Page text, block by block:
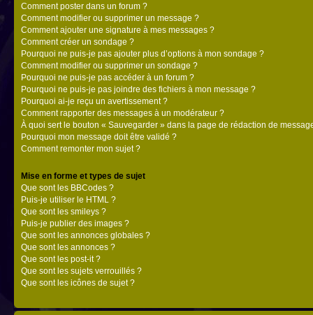
Comment poster dans un forum ?
Comment modifier ou supprimer un message ?
Comment ajouter une signature à mes messages ?
Comment créer un sondage ?
Pourquoi ne puis-je pas ajouter plus d’options à mon sondage ?
Comment modifier ou supprimer un sondage ?
Pourquoi ne puis-je pas accéder à un forum ?
Pourquoi ne puis-je pas joindre des fichiers à mon message ?
Pourquoi ai-je reçu un avertissement ?
Comment rapporter des messages à un modérateur ?
À quoi sert le bouton « Sauvegarder » dans la page de rédaction de
Pourquoi mon message doit être validé ?
Comment remonter mon sujet ?
Mise en forme et types de sujet
Que sont les BBCodes ?
Puis-je utiliser le HTML ?
Que sont les smileys ?
Puis-je publier des images ?
Que sont les annonces globales ?
Que sont les annonces ?
Que sont les post-it ?
Que sont les sujets verrouillés ?
Que sont les icônes de sujet ?